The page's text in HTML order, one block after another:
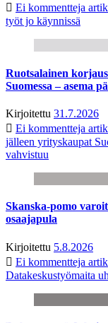
Ei kommentteja
työt jo käynnissä
Ruotsalainen
Suomessa – asema
Kirjoitettu 31.7.2026
Ei kommentteja
jälleen yrityskaupat
vahvistuu
Skanska-pomo
osaajapula
Kirjoitettu 5.8.2026
Ei kommentteja
Datakeskustyömaita